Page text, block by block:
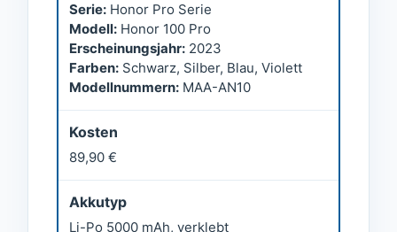
Serie: Honor Pro Serie
Modell: Honor 100 Pro
Erscheinungsjahr: 2023
Farben: Schwarz, Silber, Blau, Violett
Modellnummern: MAA-AN10
Kosten
89,90 €
Akkutyp
Li-Po 5000 mAh, verklebt